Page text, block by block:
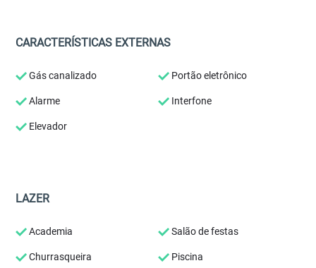
CARACTERÍSTICAS EXTERNAS
Gás canalizado Portão eletrônico
Alarme Interfone
Elevador
LAZER
Academia Salão de festas
Churrasqueira Piscina